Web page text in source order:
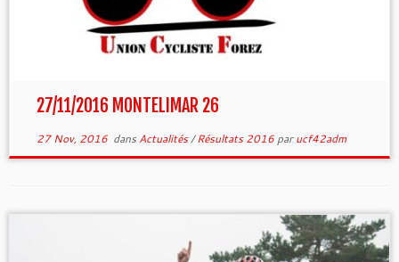
27/11/2016 MONTELIMAR 26
27 Nov, 2016dans Actualités/Résultats 2016 parucf42adm